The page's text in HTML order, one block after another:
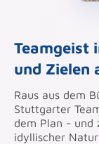
Teamgeist
und Zielen
Raus aus dem
Stuttgarter
dem Plan - und
idyllischer